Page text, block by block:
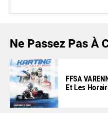
Ne Passez Pas À
FFSA
Et Les